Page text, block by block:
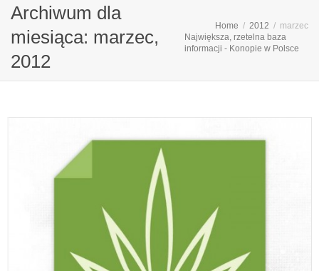
Archiwum dla
miesiąca: marzec,
2012
Home 2012
marzec
Największa, rzetelna baza
informacji - Konopie w Polsce